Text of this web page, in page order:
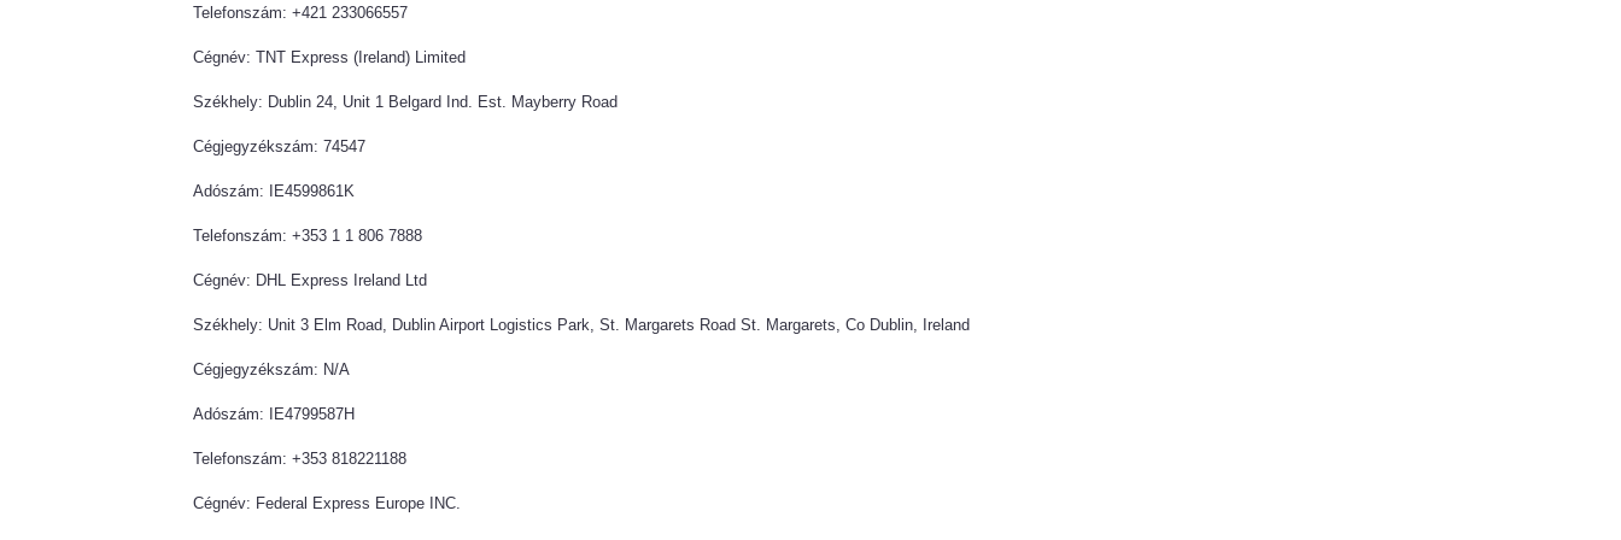
Telefonszám: +421 233066557
Cégnév: TNT Express (Ireland) Limited
Székhely: Dublin 24, Unit 1 Belgard Ind. Est. Mayberry Road
Cégjegyzékszám: 74547
Adószám: IE4599861K
Telefonszám: +353 1 1 806 7888
Cégnév: DHL Express Ireland Ltd
Székhely: Unit 3 Elm Road, Dublin Airport Logistics Park, St. Margarets Road St. Margarets, Co Dublin, Ireland
Cégjegyzékszám: N/A
Adószám: IE4799587H
Telefonszám: +353 818221188
Cégnév: Federal Express Europe INC.